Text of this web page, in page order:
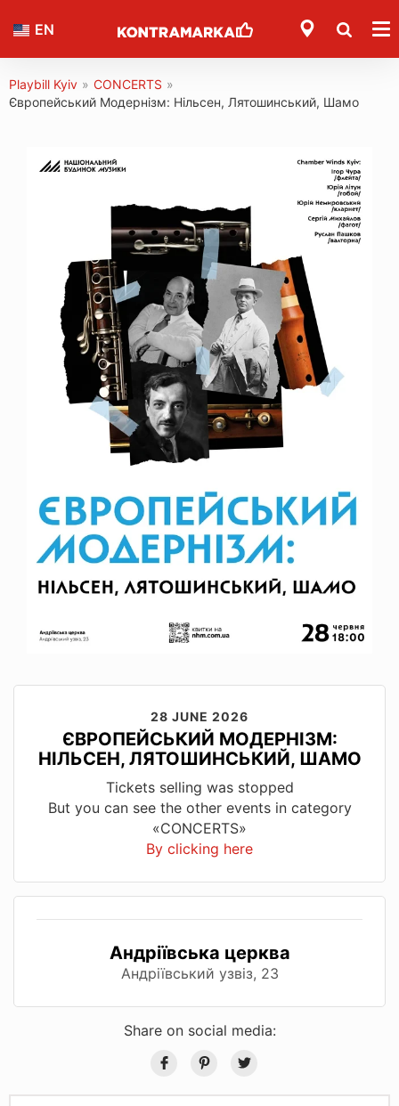
EN
Playbill Kyiv » CONCERTS »
Європейський Модернізм: Нільсен, Лятошинський, Шамо
28 JUNE 2026
ЄВРОПЕЙСЬКИЙ МОДЕРНІЗМ:
НІЛЬСЕН, ЛЯТОШИНСЬКИЙ, ШАМО
Tickets selling was stopped
But you can see the other events in category
«CONCERTS»
By clicking here
Андріївська церква
Андріївський узвіз, 23
Share on social media: